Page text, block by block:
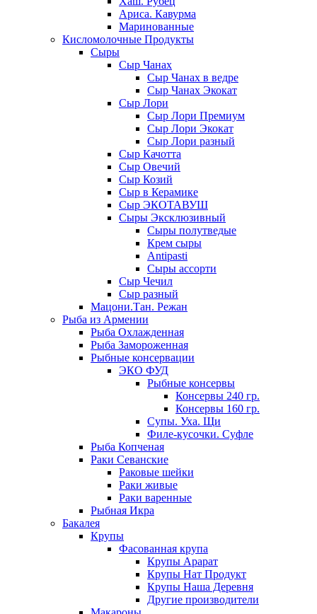
Ариса. Кавурма
Маринованные
Кисломолочные Продукты
Сыры
Сыр Чанах
Сыр Чанах в ведре
Сыр Чанах Экокат
Сыр Лори
Сыр Лори Премиум
Сыр Лори Экокат
Сыр Лори разный
Сыр Качотта
Сыр Овечий
Сыр Козий
Сыр в Керамике
Сыр ЭКОТАВУШ
Сыры Эксклюзивный
Сыры полутведые
Крем сыры
Antipasti
Сыры ассорти
Сыр Чечил
Сыр разный
Мацони.Тан. Режан
Рыба из Армении
Рыба Охлажденная
Рыба Замороженная
Рыбные консервации
ЭКО ФУД
Рыбные консервы
Консервы 240 гр.
Консервы 160 гр.
Супы. Уха. Щи
Филе-кусочки. Суфле
Рыба Копченая
Раки Севанские
Раковые шейки
Раки живые
Раки варенные
Рыбная Икра
Бакалея
Крупы
Фасованная крупа
Крупы Арарат
Крупы Нат Продукт
Крупы Наша Деревня
Другие производители